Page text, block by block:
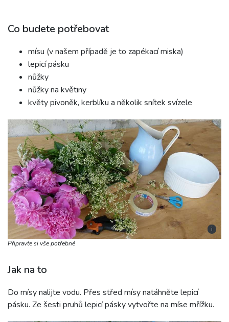
Co budete potřebovat
mísu (v našem případě je to zapékací miska)
lepicí pásku
nůžky
nůžky na květiny
květy pivoněk, kerblíku a několik snítek svízele
i
Připravte si vše potřebné
Jak na to
Do mísy nalijte vodu. Přes střed mísy natáhněte lepicí
pásku. Ze šesti pruhů lepicí pásky vytvořte na míse mřížku.